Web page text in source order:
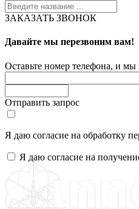
ЗАКАЗАТЬ ЗВОНОК
Давайте мы перезвоним вам!
Оставьте номер телефона, и мы
Отправить запрос
Я даю согласие на обработку
Я даю согласие на